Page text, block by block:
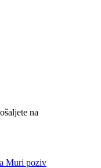
na
Muri poziv